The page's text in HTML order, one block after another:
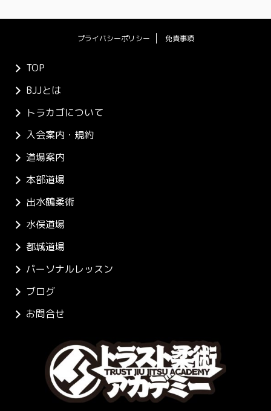
プライバシーポリシー 免責事項
TOP
BJJとは
トラカゴについて
入会案内・規約
道場案内
本部道場
出水鶴柔術
水俣道場
都城道場
パーソナルレッスン
ブログ
お問合せ